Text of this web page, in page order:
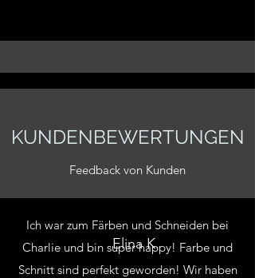
KUNDENBEWERTUNGEN
Feedback von Kunden
Ich war zum Färben und Schneiden bei
Charlie und bin super happy! Farbe und
Schnitt sind perfekt geworden! Wir haben
Elina K.